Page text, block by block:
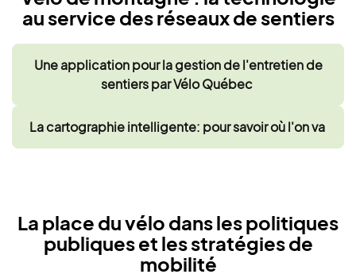
au service des réseaux de sentiers
Une application pour la gestion de l'entretien de
sentiers par Vélo Québec
La cartographie intelligente: pour savoir où l'on va
La place du vélo dans les politiques
publiques et les stratégies de
mobilité